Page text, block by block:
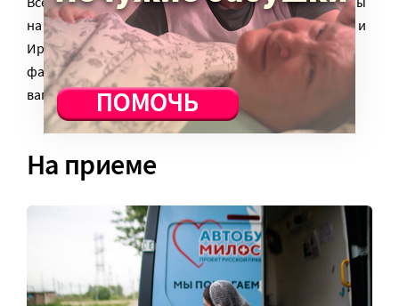
на столе, медикаменты под рукой, все переоделись, и
Ирина объявляет: «Начинаем!» Она называет
фамилии пациентов, и Анна приглашает их в
вагончик.
На приеме